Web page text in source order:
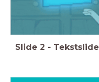
Slide 2 - Tekstslide